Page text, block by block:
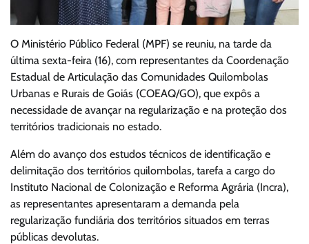
O Ministério Público Federal (MPF) se reuniu, na tarde da
última sexta-feira (16), com representantes da Coordenação
Estadual de Articulação das Comunidades Quilombolas
Urbanas e Rurais de Goiás (COEAQ/GO), que expôs a
necessidade de avançar na regularização e na proteção dos
territórios tradicionais no estado.
Além do avanço dos estudos técnicos de identificação e
delimitação dos territórios quilombolas, tarefa a cargo do
Instituto Nacional de Colonização e Reforma Agrária (Incra),
as representantes apresentaram a demanda pela
regularização fundiária dos territórios situados em terras
públicas devolutas.